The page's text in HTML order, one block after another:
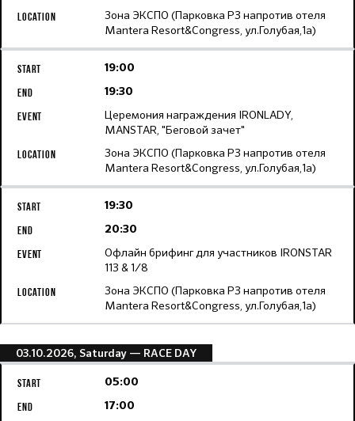
Зона ЭКСПО (Парковка Р3 напротив отеля
Mantera Resort&Congress, ул.Голубая,1а)
19:00
19:30
Церемония награждения IRONLADY,
MANSTAR, "Беговой зачет"
Зона ЭКСПО (Парковка Р3 напротив отеля
Mantera Resort&Congress, ул.Голубая,1а)
19:30
20:30
Офлайн брифинг для участников IRONSTAR
113 & 1/8
Зона ЭКСПО (Парковка Р3 напротив отеля
Mantera Resort&Congress, ул.Голубая,1а)
03.10.2026, Saturday — RACE DAY
05:00
17:00